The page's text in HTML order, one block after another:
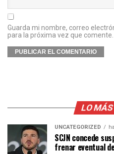
Guarda mi nombre, correo
para la próxima vez que comente.
LO
UNCATEGORIZED
SCJN concede
frenar eventual